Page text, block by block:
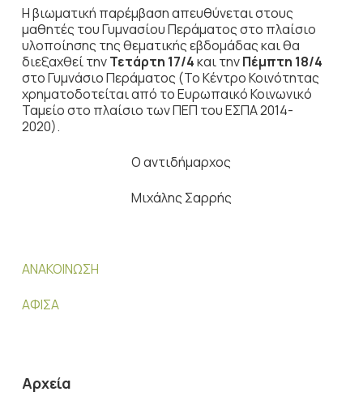
Η βιωματική παρέμβαση απευθύνεται στους
μαθητές του Γυμνασίου Περάματος στο πλαίσιο
υλοποίησης της θεματικής εβδομάδας και θα
διεξαχθεί τηνΤετάρτη 17/4και τηνΠέμπτη 18/4
στο Γυμνάσιο Περάματος (Το Κέντρο Κοινότητας
χρηματοδοτείται από το Ευρωπαικό Κοινωνικό
Ταμείο στο πλαίσιο των ΠΕΠ του ΕΣΠΑ 2014-
2020).
Ο αντιδήμαρχος
Μιχάλης Σαρρής
ΑΝΑΚΟΙΝΩΣΗ
ΑΦΙΣΑ
Αρχεία